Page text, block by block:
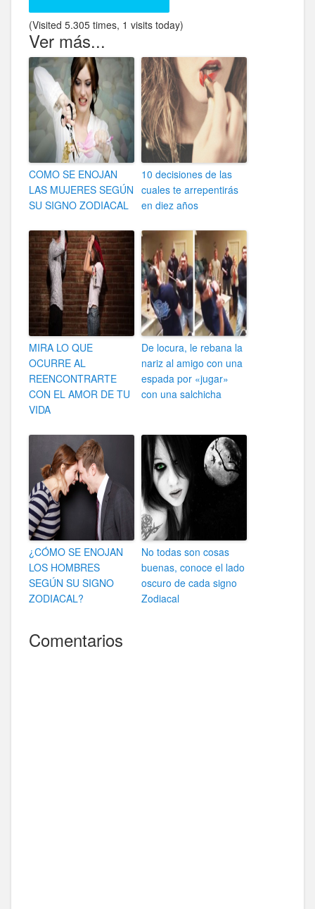
(Visited 5.305 times, 1 visits today)
Ver más...
COMO SE ENOJAN
LAS MUJERES SEGÚN
SU SIGNO ZODIACAL
10 decisiones de las
cuales te arrepentirás
en diez años
MIRA LO QUE
OCURRE AL
REENCONTRARTE
CON EL AMOR DE TU
VIDA
De locura, le rebana la
nariz al amigo con una
espada por «jugar»
con una salchicha
¿CÓMO SE ENOJAN
LOS HOMBRES
SEGÚN SU SIGNO
ZODIACAL?
No todas son cosas
buenas, conoce el lado
oscuro de cada signo
Zodiacal
Comentarios